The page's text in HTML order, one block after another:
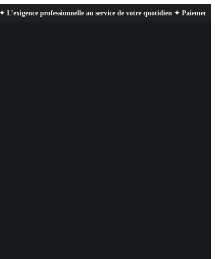
au service de votre quotidien ✦ Paiement sécurisé ✦